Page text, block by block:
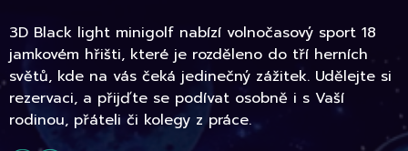
3D Black light minigolf nabízí volnočasový sport 18
jamkovém hřišti, které je rozděleno do tří herních
světů, kde na vás čeká jedinečný zážitek. Udělejte si
rezervaci, a přijďte se podívat osobně i s Vaší
rodinou, přáteli či kolegy z práce.